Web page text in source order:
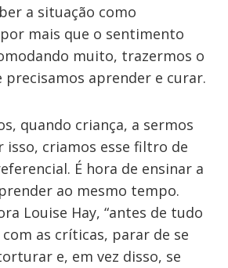
a situação como
mais que o sentimento
muito, trazermos o
precisamos aprender e curar.
quando criança, a sermos
isso, criamos esse filtro de
É hora de ensinar a
ao mesmo tempo.
Louise Hay, “antes de tudo
as críticas, parar de se
e, em vez disso, se